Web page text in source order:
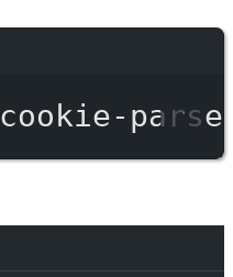
cookie-